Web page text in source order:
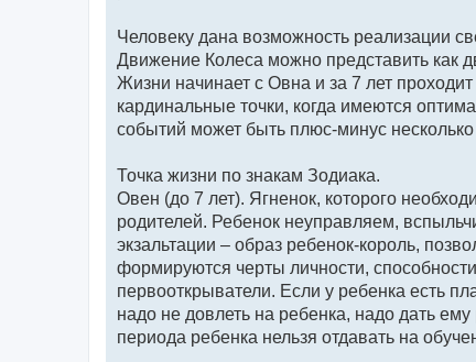
Человеку дана возможность реализации
Движение Колеса можно представить как
Жизни начинает с Овна и за 7 лет
кардинальные точки, когда имеются
событий может быть плюс-минус
Точка жизни по знакам Зодиака.
Овен (до 7 лет). Ягненок, которого
родителей. Ребенок неуправляем,
экзальтации – образ ребенок-король,
формируются черты личности,
первооткрыватели. Если у ребенка есть
надо не довлеть на ребенка, надо дать
периода ребенка нельзя отдавать на